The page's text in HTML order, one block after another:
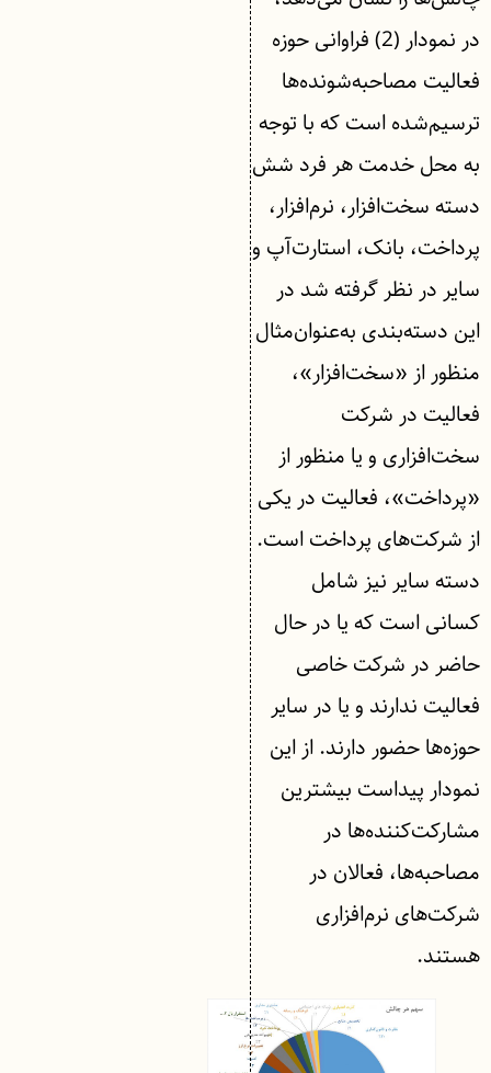
در نمودار (2) فراوانی حوزه
فعالیت مصاحبه‌شونده‌ها
ترسیم‌شده است که با توجه
به محل خدمت هر فرد شش
دسته سخت‌افزار، نرم‌افزار،
پرداخت، بانک، استارت‌آپ و
سایر در نظر گرفته شد در
این دسته‌بندی به‌عنوان‌مثال
منظور از «سخت‌افزار»،
فعالیت در شرکت
سخت‌افزاری و یا منظور از
«پرداخت»، فعالیت در یکی
از شرکت‌های پرداخت است.
دسته سایر نیز شامل
کسانی است که یا در حال
حاضر در شرکت خاصی
فعالیت ندارند و یا در سایر
حوزه‌ها حضور دارند. از این
نمودار پیداست بیشترین
مشارکت‌کننده‌ها در
مصاحبه‌ها، فعالان در
شرکت‌های نرم‌افزاری
هستند.